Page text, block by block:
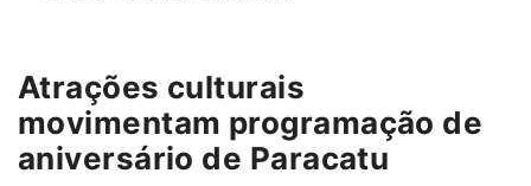
Atrações culturais
movimentam programação de
aniversário de Paracatu